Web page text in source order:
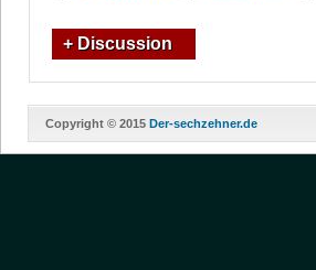
+ Discussion
Copyright © 2015 Der-sechzehner.de